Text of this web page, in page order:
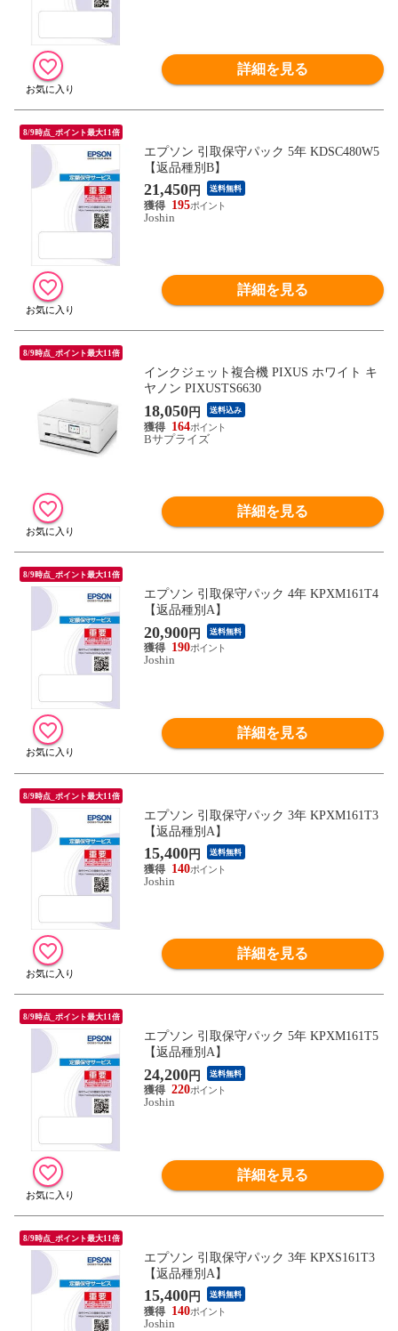
詳細を見る
8/9時点_ポイント最大11倍
エプソン 引取保守パック 5年 KDSC480W5
【返品種別B】
21,450円 送料無料
195
Joshin
詳細を見る
8/9時点_ポイント最大11倍
インクジェット複合機 PIXUS ホワイト キ
ヤノン PIXUSTS6630
18,050円 送料込み
164
Bサプライズ
詳細を見る
8/9時点_ポイント最大11倍
エプソン 引取保守パック 4年 KPXM161T4
【返品種別A】
20,900円 送料無料
190
Joshin
詳細を見る
8/9時点_ポイント最大11倍
エプソン 引取保守パック 3年 KPXM161T3
【返品種別A】
15,400円 送料無料
140
Joshin
詳細を見る
8/9時点_ポイント最大11倍
エプソン 引取保守パック 5年 KPXM161T5
【返品種別A】
24,200円 送料無料
220
Joshin
詳細を見る
8/9時点_ポイント最大11倍
エプソン 引取保守パック 3年 KPXS161T3
【返品種別A】
15,400円 送料無料
140
Joshin